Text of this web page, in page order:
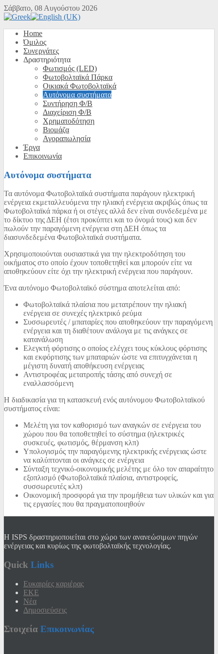
Σάββατο, 08 Αυγούστου 2026
Home
Όμιλος
Συνεργάτες
Δραστηριότητα
Φωτισμός (LED)
Φωτοβολταϊκά Πάρκα
Οικιακά Φωτοβολταϊκά
Αυτόνομα συστήματα
Συντήρηση Φ/Β
Διαχείριση Φ/Β
Χρηματοδότηση
Βιομάζα
Αγοραπωλησία
Έργα
Επικοινωνία
Αυτόνομα συστήματα
Τα αυτόνομα Φωτοβολταϊκά συστήματα παράγουν ηλεκτρική
ενέργεια εκμεταλλευόμενα την ηλιακή ενέργεια ακριβώς όπως τα
Φωτοβολταϊκά πάρκα ή οι στέγες αλλά δεν είναι συνδεδεμένα με
το δίκτυο της ΔΕΗ (έτσι προκύπτει και το όνομά τους) και δεν
πωλούν την παραγόμενη ενέργεια στη ΔΕΗ όπως τα
διασυνδεδεμένα Φωτοβολταϊκά συστήματα.
Χρησιμοποιούνται ουσιαστικά για την ηλεκτροδότηση του
οικήματος στο οποίο έχουν τοποθετηθεί και μπορούν είτε να
αποθηκεύουν είτε όχι την ηλεκτρική ενέργεια που παράγουν.
Ένα αυτόνομο Φωτοβολταϊκό σύστημα αποτελείται από:
Φωτοβολταϊκά πλαίσια που μετατρέπουν την ηλιακή
ενέργεια σε συνεχές ηλεκτρικό ρεύμα
Συσσωρευτές / μπαταρίες που αποθηκεύουν την παραγόμενη
ενέργεια και τη διαθέτουν ανάλογα με τις ανάγκες σε
κατανάλωση
Ελεγκτή φόρτισης ο οποίος ελέγχει τους κύκλους φόρτισης
και εκφόρτισης των μπαταριών ώστε να επιτυγχάνεται η
μέγιστη δυνατή αποθήκευση ενέργειας
Αντιστροφέας μετατροπής τάσης από συνεχή σε
εναλλασσόμενη
Η διαδικασία για τη κατασκευή ενός αυτόνομου Φωτοβολταϊκού
συστήματος είναι:
Μελέτη για τον καθορισμό των αναγκών σε ενέργεια του
χώρου που θα τοποθετηθεί το σύστημα (ηλεκτρικές
συσκευές, φωτισμός, θέρμανση κλπ)
Υπολογισμός την παραγόμενης ηλεκτρικής ενέργειας ώστε
να καλύπτονται οι ανάγκες σε ενέργεια
Σύνταξη τεχνικό-οικονομικής μελέτης με όλο τον απαραίτητο
εξοπλισμό (Φωτοβολταϊκά πλαίσια, αντιστροφείς,
συσσωρευτές κλπ)
Οικονομική προσφορά για την προμήθεια των υλικών και για
τις εργασίες που θα πραγματοποιηθούν
Η ISPS δραστηριοποιείται στο χώρο των ανανεώσιμων πηγών
ενέργειας και κυρίως της φωτοβολταϊκής τεχνολογίας.
Quick Links
Ευκαιρίες καριέρας
EKE
Νέα
Δημοσιεύσεις
Στοιχεία Επικοινωνίας